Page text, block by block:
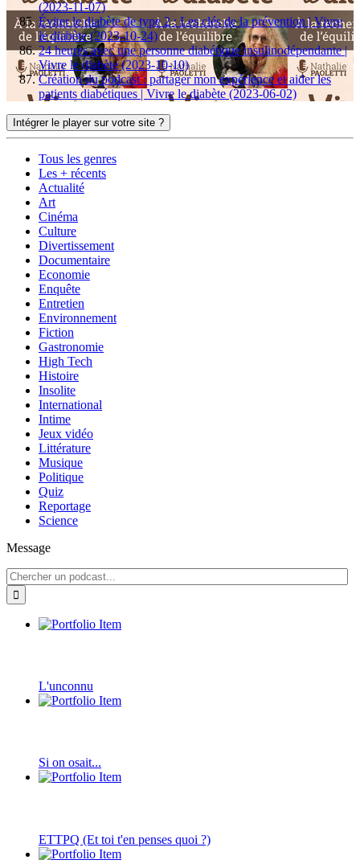
(2023-11-07)
Éviter le diabète de type 2 : Les clés de la prévention | Vivre
le diabète (2023-10-24)
24 heures avec une personne diabétique insulinodépendante |
Vivre le diabète (2023-10-10)
Création du podcast : partager mon expérience et aider les
patients diabétiques | Vivre le diabète (2023-06-02)
Intégrer le player sur votre site ?
Tous les genres
Les + récents
Actualité
Art
Cinéma
Culture
Divertissement
Documentaire
Economie
Enquête
Entretien
Environnement
Fiction
Gastronomie
High Tech
Histoire
Insolite
International
Intime
Jeux vidéo
Littérature
Musique
Politique
Quiz
Reportage
Science
Message
L'unconnu
Si on osait...
ETTPQ (Et toi t'en penses quoi ?)